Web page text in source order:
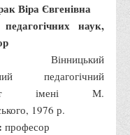
прав інтелектуальної
Віра Євгенівна
наук,
Вінницький
педагогічний
імені М.
1976 р.
професор